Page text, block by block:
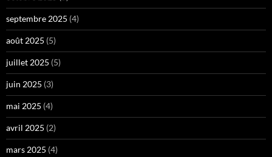
septembre 2025 (4)
août 2025 (5)
juillet 2025 (5)
juin 2025 (3)
mai 2025 (4)
avril 2025 (2)
mars 2025 (4)